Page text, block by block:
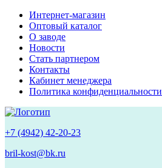
Интернет-магазин
Оптовый каталог
О заводе
Новости
Стать партнером
Контакты
Кабинет менеджера
Политика конфиденциальности
+7 (4942) 42-20-23
bril-kost@bk.ru